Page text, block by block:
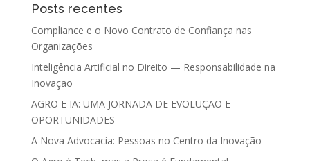
Posts recentes
Compliance e o Novo Contrato de Confiança nas
Organizações
Inteligência Artificial no Direito — Responsabilidade na
Inovação
AGRO E IA: UMA JORNADA DE EVOLUÇÃO E
OPORTUNIDADES
A Nova Advocacia: Pessoas no Centro da Inovação